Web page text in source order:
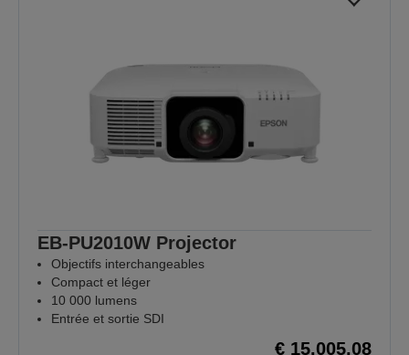
EB-PU2010W Projector
Objectifs interchangeables
Compact et léger
10 000 lumens
Entrée et sortie SDI
€ 15.005,08